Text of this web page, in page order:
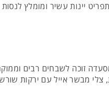
יינות עשיר ומומלץ
זוכה לשבחים רבים
צלי מבשר אייל עם ירקות